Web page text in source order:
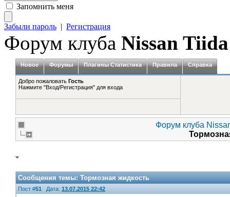
Запомнить меня
Забыли пароль | Регистрация
Форум клуба Nissan Tiida
Новое Форумы Плагины Статистика Правила Справка
Добро пожаловать Гость
Нажмите "Вход/Регистрация" для входа
Форум клуба
Сообщения темы:Тормозная жидкость
Пост #51 Дата: 13.07.2015 22:42